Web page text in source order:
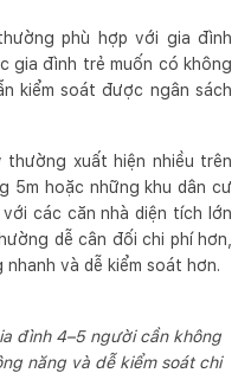
phù hợp với gia đình
gia đình trẻ muốn có không
kiểm soát được ngân sách
thường xuất hiện nhiều trên
5m hoặc những khu dân cư
các căn nhà diện tích lớn
dễ cân đối chi phí hơn,
và dễ kiểm soát hơn.
đình 4–5 người cần không
năng và dễ kiểm soát chi